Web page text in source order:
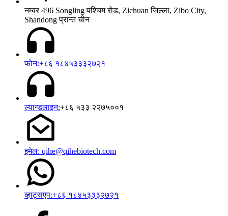
नम्बर 496 Songling पश्चिम रोड, Zichuan जिल्ला, Zibo City,
Shandong प्रान्त चीन
फोन:+८६ १८४५३३३२७२१
ल्यान्डलाइन:+८६ ५३३ २२७५००१
इमेल: qihe@qihebiotech.com
व्हाट्सएप:+८६ १८४५३३३२७२१